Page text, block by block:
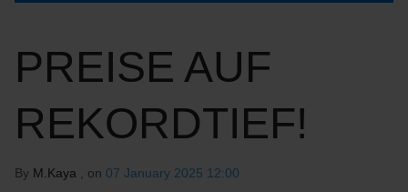
PREISE AUF
REKORDTIEF!
By M.Kaya , on 07 January 2025 12:00